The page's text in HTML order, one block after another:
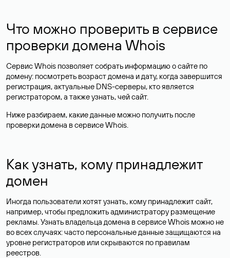
Что можно проверить в сервисе
проверки домена Whois
Сервис Whois позволяет собрать информацию о сайте по
домену: посмотреть возраст домена и дату, когда завершится
регистрация, актуальные DNS-серверы, кто является
регистратором, а также узнать, чей сайт.
Ниже разбираем, какие данные можно получить после
проверки домена в сервисе Whois.
Как узнать, кому принадлежит
домен
Иногда пользователи хотят узнать, кому принадлежит сайт,
например, чтобы предложить администратору размещение
рекламы. Узнать владельца домена в сервисе Whois можно не
во всех случаях: часто персональные данныезащищаются на
уровне регистраторов или скрываются по правилам
реестров.